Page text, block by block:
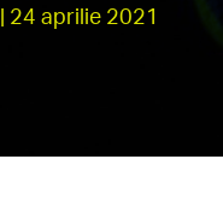
| 24 aprilie 2021